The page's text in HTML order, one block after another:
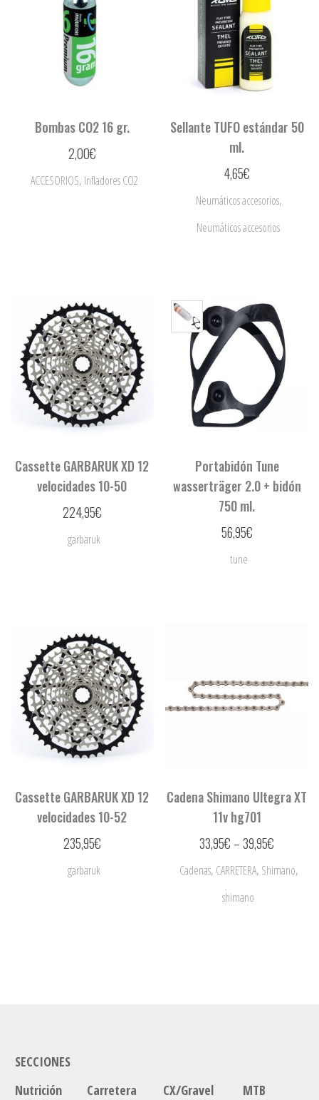
Bombas CO2 16 gr.
2,00€
ACCESORIOS, Infladores CO2
Sellante TUFO estándar 50
ml.
4,65€
Neumáticos accesorios,
Neumáticos accesorios
Cassette GARBARUK XD 12
velocidades 10-50
224,95€
garbaruk
Portabidón Tune
wasserträger 2.0 + bidón
750 ml.
56,95€
tune
Cassette GARBARUK XD 12
velocidades 10-52
235,95€
garbaruk
Cadena Shimano Ultegra XT
11v hg701
33,95€ –39,95€
Cadenas, CARRETERA, Shimano,
shimano
SECCIONES
Nutrición
Carretera
CX/Gravel
MTB